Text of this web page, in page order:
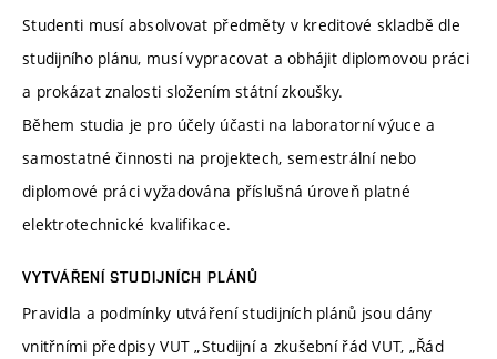
Studenti musí absolvovat předměty v kreditové skladbě dle
studijního plánu, musí vypracovat a obhájit diplomovou práci
a prokázat znalosti složením státní zkoušky.
Během studia je pro účely účasti na laboratorní výuce a
samostatné činnosti na projektech, semestrální nebo
diplomové práci vyžadována příslušná úroveň platné
elektrotechnické kvalifikace.
VYTVÁŘENÍ STUDIJNÍCH PLÁNŮ
Pravidla a podmínky utváření studijních plánů jsou dány
vnitřními předpisy VUT „Studijní a zkušební řád VUT, „Řád